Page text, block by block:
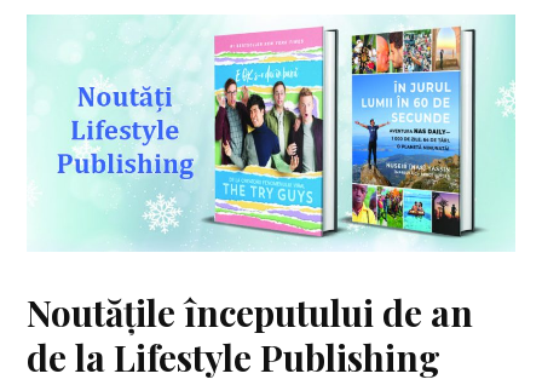
Noutățile începutului de an
de la Lifestyle Publishing